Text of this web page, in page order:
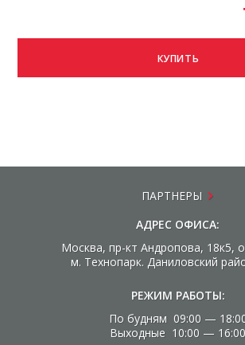
КУПИТЬ
ПАРТНЕРЫ
АДРЕС ОФИСА:
Москва, пр-кт Андропова, 18к5,
м. Технопарк. Даниловский
РЕЖИМ РАБОТЫ:
По будням 09:00 —
Выходные 10:00 — 16:00